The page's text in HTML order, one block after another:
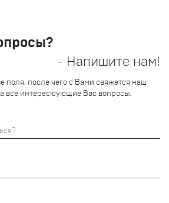
- Напишите нам!
поля, после чего с Вами свяжется наш
все интересюующие Вас вопросы.